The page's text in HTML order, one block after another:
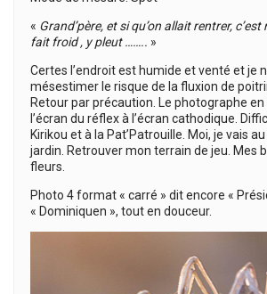
« Grand’père, et si qu’on allait rentrer,
fait froid , y pleut …….. »
Certes l’endroit est humide et venté et je
mésestimer le risque de la fluxion de
Retour par précaution. Le photographe
l’écran du réflex à l’écran cathodique.
Kirikou et à la Pat’Patrouille. Moi, je vais
jardin. Retrouver mon terrain de jeu. Mes
fleurs.
Photo 4 format « carré » dit encore «
« Dominiquen », tout en douceur.